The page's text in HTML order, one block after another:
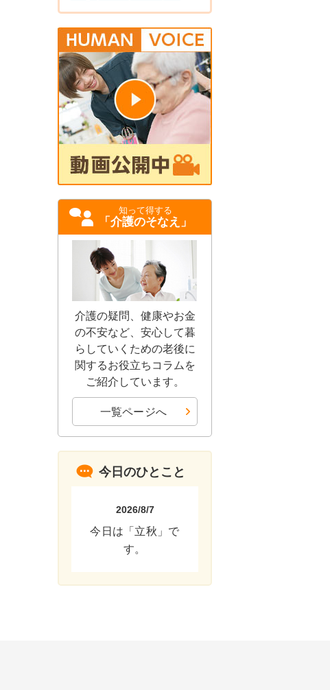
知って得する
「介護のそなえ」
介護の疑問、健康やお金
の不安など、安心して暮
らしていくための老後に
関するお役立ちコラムを
ご紹介しています。
一覧ページへ
今日のひとこと
2026/8/7
今日は「立秋」で
す。